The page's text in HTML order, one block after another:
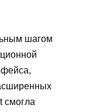
шагом
смогла